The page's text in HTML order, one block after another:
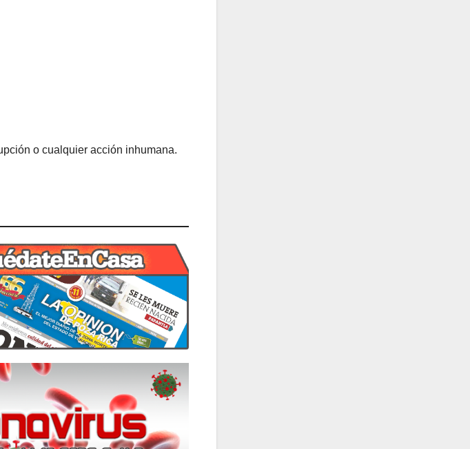
o cualquier acción inhumana.